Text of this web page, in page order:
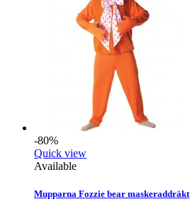
-80%
Quick view
Available
Mupparna Fozzie bear maskeraddräkt